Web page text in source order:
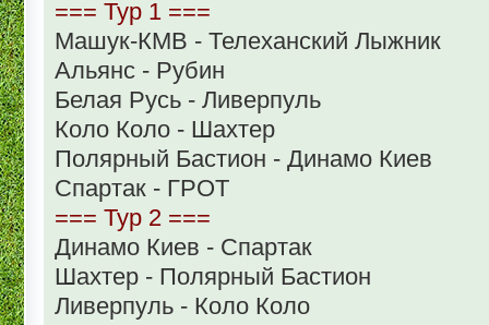
=== Тур 1 ===
Машук-КМВ - Телеханский Лыжник
Альянс - Рубин
Белая Русь - Ливерпуль
Коло Коло - Шахтер
Полярный Бастион - Динамо Киев
Спартак - ГРОТ
=== Тур 2 ===
Динамо Киев - Спартак
Шахтер - Полярный Бастион
Ливерпуль - Коло Коло